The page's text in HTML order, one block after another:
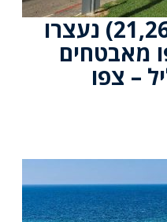
שני תושבי כסרא (21,26) נעצרו
מאבטחים
– צפו